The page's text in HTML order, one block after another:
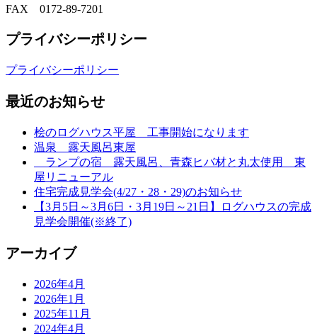
FAX 0172-89-7201
プライバシーポリシー
プライバシーポリシー
最近のお知らせ
桧のログハウス平屋 工事開始になります
温泉 露天風呂東屋
ランプの宿 露天風呂、青森ヒバ材と丸太使用 東
屋リニューアル
住宅完成見学会(4/27・28・29)のお知らせ
【3月5日～3月6日・3月19日～21日】ログハウスの完成
見学会開催(※終了)
アーカイブ
2026年4月
2026年1月
2025年11月
2024年4月